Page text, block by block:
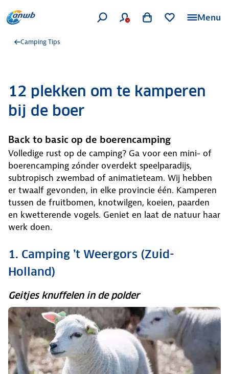
Menu
Camping Tips
12 plekken om te kamperen
bij de boer
Back to basic op de boerencamping
Volledige rust op de camping? Ga voor een mini- of
boerencamping zónder overdekt speelparadijs,
subtropisch zwembad of animatieteam. Wij hebben
er twaalf gevonden, in elke provincie één. Kamperen
tussen de fruitbomen, knotwilgen, koeien, paarden
en kwetterende vogels. Geniet en laat de natuur haar
werk doen.
1. Camping ’t Weergors (Zuid-
Holland)
Geitjes knuffelen in de polder